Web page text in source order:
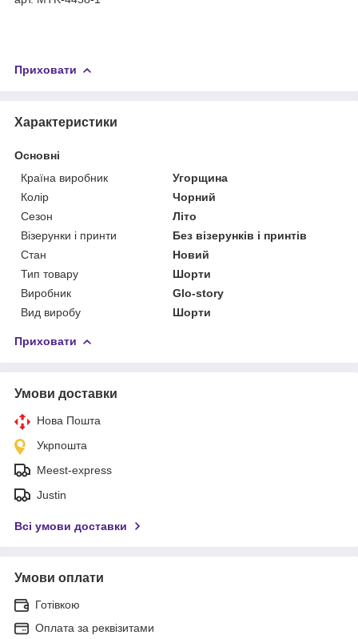
Приховати
Характеристики
Основні
Країна виробник
Угорщина
Колір
Чорний
Сезон
Літо
Візерунки і принти
Без візерунків і принтів
Стан
Новий
Тип товару
Шорти
Виробник
Glo-story
Вид виробу
Шорти
Приховати
Умови доставки
Нова Пошта
Укрпошта
Meest-express
Justin
Всі умови доставки
Умови оплати
Готівкою
Оплата за реквізитами